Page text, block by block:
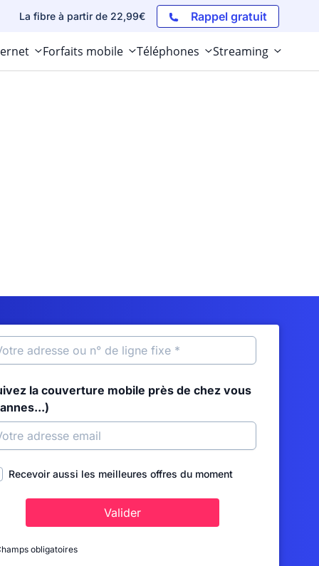
La fibre à partir de 22,99€ Rappel gratuit
Forfaits mobile Téléphones Streaming
la couverture mobile près de chez vous
Recevoir aussi les meilleures offres du moment
Valider
obligatoires